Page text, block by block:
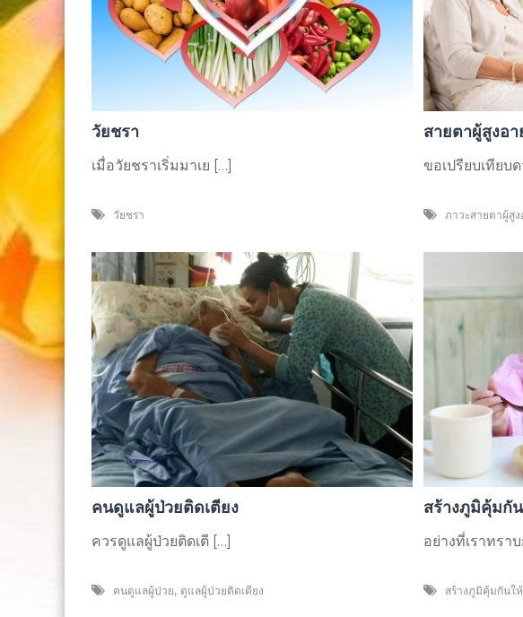
วัยชรา
เมื่อวัยชราเริ่มมาเย […]
วัยชรา
สายตาผู้สูงอา
ขอเปรียบเทียบ
ภาวะสายตาผู้สูง
คนดูแลผู้ป่วยติดเตียง
ควรดูแลผู้ป่วยติดเตี […]
คนดูแลผู้ป่วย, ดูแลผู้ป่วยติดเตียง
สร้างภูมิคุ้มกั
อย่างที่เราทรา
สร้างภูมิคุ้มกันใ